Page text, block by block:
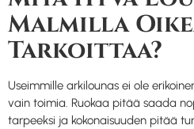
Malmilla
Tarkoittaa?
Useimmille arkilounas ei ole
vain toimia. Ruokaa pitää saada
tarpeeksi ja kokonaisuuden pitää